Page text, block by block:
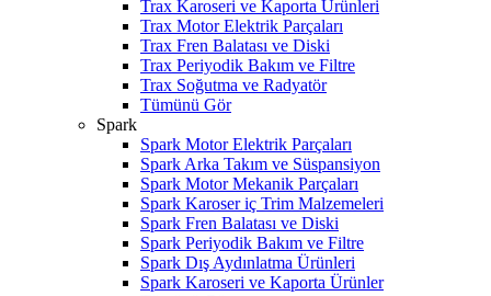
Trax Karoseri ve Kaporta Ürünleri
Trax Motor Elektrik Parçaları
Trax Fren Balatası ve Diski
Trax Periyodik Bakım ve Filtre
Trax Soğutma ve Radyatör
Tümünü Gör
Spark
Spark Motor Elektrik Parçaları
Spark Arka Takım ve Süspansiyon
Spark Motor Mekanik Parçaları
Spark Karoser iç Trim Malzemeleri
Spark Fren Balatası ve Diski
Spark Periyodik Bakım ve Filtre
Spark Dış Aydınlatma Ürünleri
Spark Karoseri ve Kaporta Ürünler